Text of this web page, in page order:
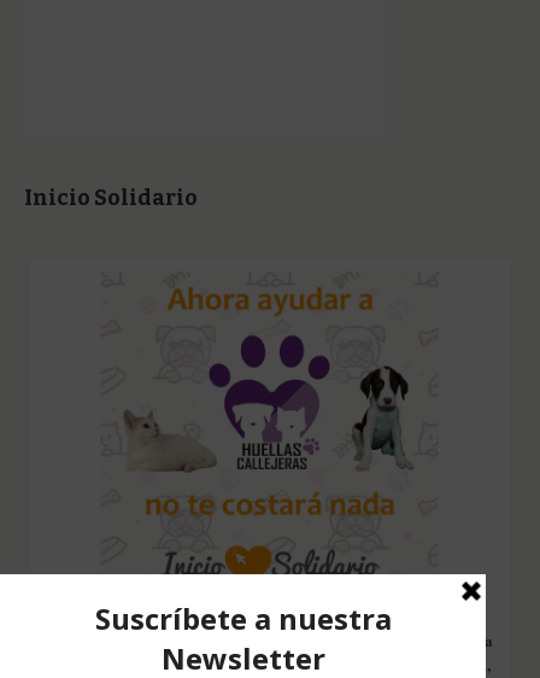
Inicio Solidario
Configura nuestro Inicio Solidario en todos tus dispositivos y cada
vez que entres a hacer una búsqueda en internet desde esa página,